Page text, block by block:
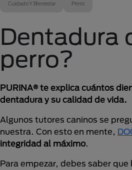
Cuidado Y Bienestar Perro
Dentadura
perro?
PURINA® te explica cuántos
dentadura y su calidad de vida.
Algunos tutores caninos se
nuestra. Con esto en mente,
integridad al máximo.
Para empezar, debes saber